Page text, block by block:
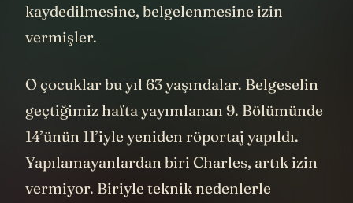
kaydedilmesine, belgelenmesine izin
vermişler.
O çocuklar bu yıl 63 yaşındalar. Belgeselin
geçtiğimiz hafta yayımlanan 9. Bölümünde
14’ünün 11’iyle yeniden röportaj yapıldı.
Yapılamayanlardan biri Charles, artık izin
vermiyor. Biriyle teknik nedenlerle